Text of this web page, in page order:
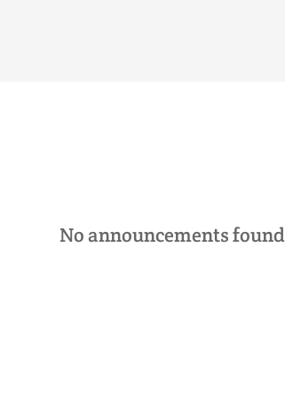
No announcements found